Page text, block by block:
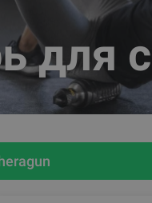
для